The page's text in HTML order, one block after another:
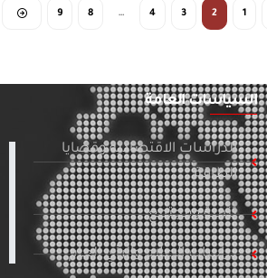
1
2
3
4
…
8
9
السياسات العامة
الدراسات الاقتصادية وقضايا
الطاقة
تنمية ومجتمع
دراسات الإعلام والرأي العام